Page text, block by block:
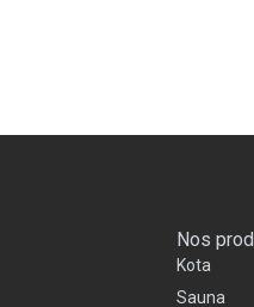
Nos
Kota
Sauna